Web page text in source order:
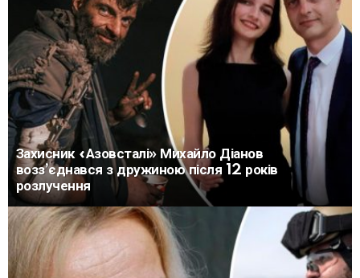
Захисник «Азовсталі» Михайло Діанов
возз’єднався з дружиною після 12 років
розлучення